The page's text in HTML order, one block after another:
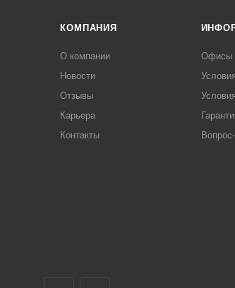
КОМПАНИЯ
О компании
Новости
Отзывы
Карьера
Контакты
Офисы